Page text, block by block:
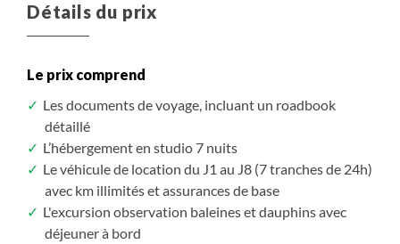
pont supérieur pour une belle vue. Une halte est
prévue dans la baie de Masca pour le déjeuner pique
masques et tubas).
Excursion spéléologique dans la Cueva del Viento :
C'est le plus important dédale souterrain volcanique
d’Europe (17 km). Cette excursion de 2h, dont 1h
sous terre, vous aide à comprendre les formations de
ces tubes de lave ainsi que le volcanisme des
Canaries.
Cañadas du Teide, leur enclos formé par des parois
rocheuses verticales et les résultats des dernières
multicolore de Pico Viejo et les jumeaux, les Roques de
García et Montaña Guajara.
Régulation des mouflons, jours de fermeture de
certains sentiers
Le mouflon (Ovis orientalis Gmelin, 1774) est une
espèce exotique envahissante introduite sur les
sommets de Tenerife dans les années 1970. Il représente
Détails du prix
Le prix comprend
Les documents de voyage, incluant un roadbook
détaillé
L’hébergement en studio 7 nuits
Le véhicule de location du J1 au J8 (7 tranches de 24h)
avec km illimités et assurances de base
L'excursion observation baleines et dauphins avec
déjeuner à bord